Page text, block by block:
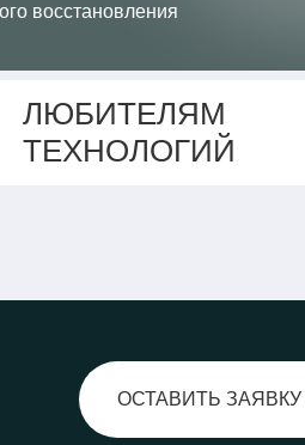
восстановления
ЛЮБИТЕЛЯМ
ТЕХНОЛОГИЙ
ОСТАВИТЬ ЗАЯВКУ